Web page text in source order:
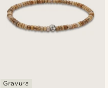
Gravura